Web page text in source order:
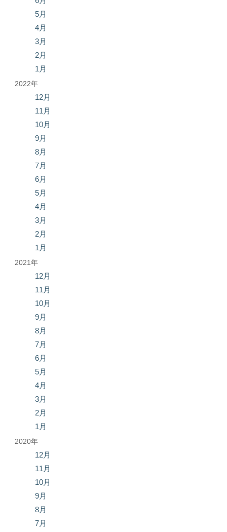
5月
4月
3月
2月
1月
2022年
12月
11月
10月
9月
8月
7月
6月
5月
4月
3月
2月
1月
2021年
12月
11月
10月
9月
8月
7月
6月
5月
4月
3月
2月
1月
2020年
12月
11月
10月
9月
8月
7月